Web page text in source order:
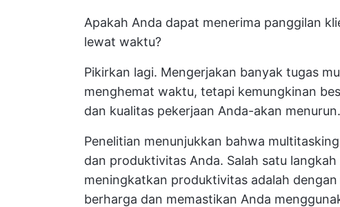
Apakah Anda dapat menerima panggilan
lewat waktu?
Pikirkan lagi. Mengerjakan banyak tugas
menghemat waktu, tetapi kemungkinan
dan kualitas pekerjaan Anda-akan menurun.
Penelitian menunjukkan bahwa
dan produktivitas Anda. Salah satu
meningkatkan produktivitas adalah
berharga dan memastikan Anda